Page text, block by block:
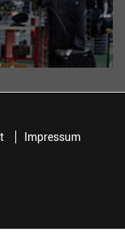
Impressum